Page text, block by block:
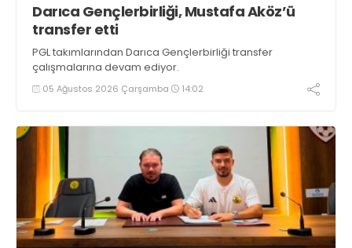
Darıca Gençlerbirliği, Mustafa Aköz’ü
transfer etti
PGL takımlarından Darıca Gençlerbirliği transfer
çalışmalarına devam ediyor.
05 Ağustos 2026 Çarşamba 14:02